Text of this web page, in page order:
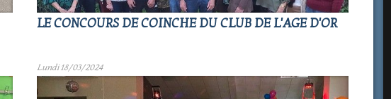
LE CONCOURS DE COINCHE DU CLUB DE L'AGE D'OR
Lundi 18/03/2024